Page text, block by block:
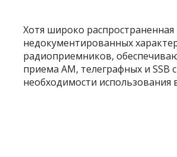
Хотя широко
недокументированных
радиоприемников,
приема АМ, телеграфных и SSB
необходимости